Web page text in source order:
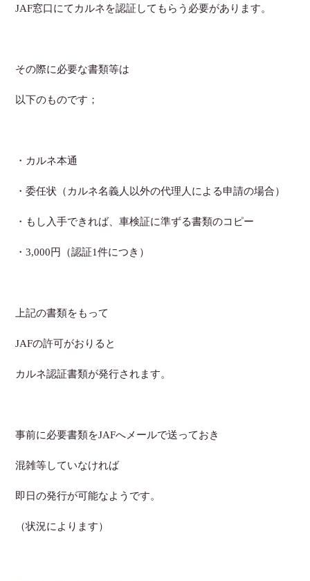
JAF窓口にてカルネを認証してもらう必要があります。
その際に必要な書類等は
以下のものです；
・カルネ本通
・委任状 （カルネ名義人以外の代理人による申請の場合）
・もし入手できれば、車検証に準ずる書類のコピー
・3,000円（認証1件につき）
上記の書類をもって
JAFの許可がおりると
カルネ認証書類が発行されます。
事前に必要書類をJAFへメールで送っておき
混雑等していなければ
即日の発行が可能なようです。
（状況によります）